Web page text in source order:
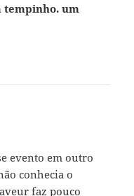
tempinho. um
evento em outro
conhecia o
faz pouco